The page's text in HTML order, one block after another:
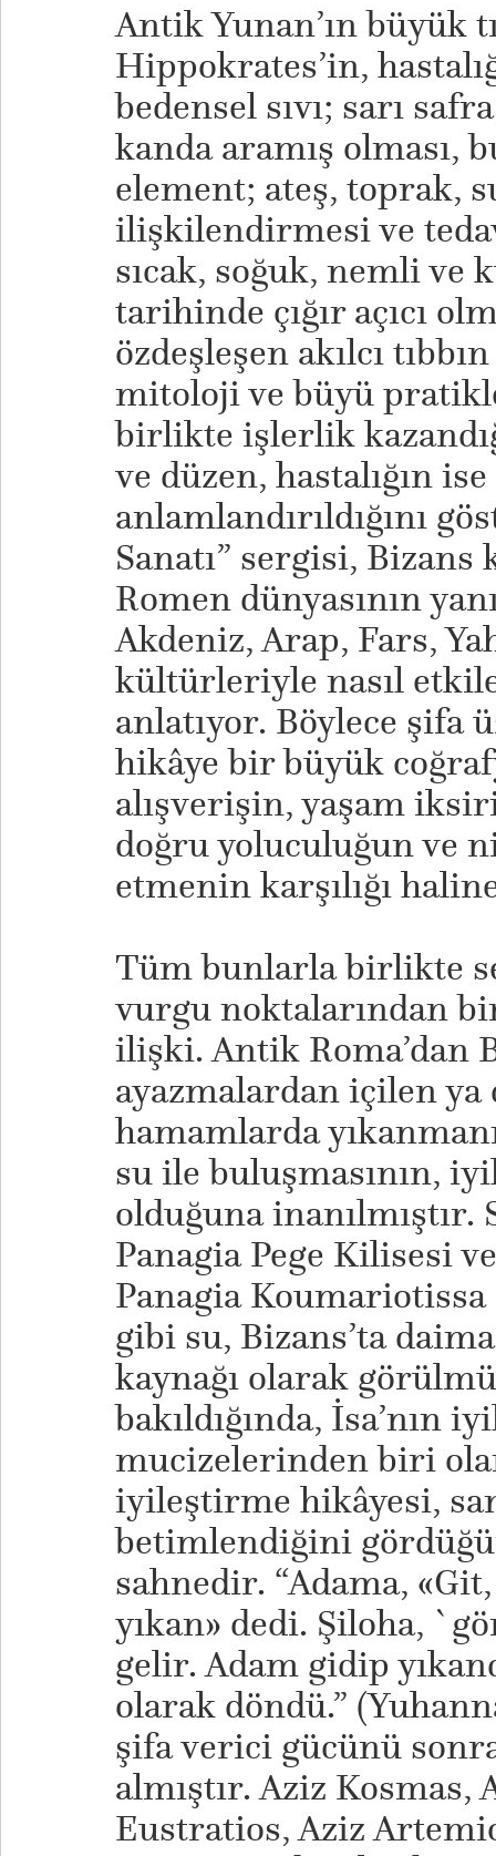
Antik Yunan’ın büyük
Hippokrates’in,
bedensel sıvı; sarı
kanda aramış olması,
element; ateş, toprak,
ilişkilendirmesi ve
sıcak, soğuk, nemli ve
tarihinde çığır açıcı
özdeşleşen akılcı
mitoloji ve büyü
birlikte işlerlik
ve düzen, hastalığın
anlamlandırıldığını
Sanatı” sergisi,
Romen dünyasının
Akdeniz, Arap, Fars,
kültürleriyle nasıl
anlatıyor. Böylece şifa
hikâye bir büyük
alışverişin, yaşam
doğru yoluculuğun ve
etmenin karşılığı
Tüm bunlarla birlikte
vurgu noktalarından
ilişki. Antik Roma’dan
ayazmalardan içilen
hamamlarda
su ile buluşmasının,
olduğuna inanılmıştır.
Panagia Pege Kilisesi
Panagia
gibi su, Bizans’ta
kaynağı olarak
bakıldığında, İsa’nın
mucizelerinden biri
iyileştirme hikâyesi,
betimlendiğini
sahnedir. “Adama,
yıkan» dedi. Şiloha,
gelir. Adam gidip
olarak döndü.”
şifa verici gücünü
almıştır. Aziz Kosmas,
Eustratios, Aziz